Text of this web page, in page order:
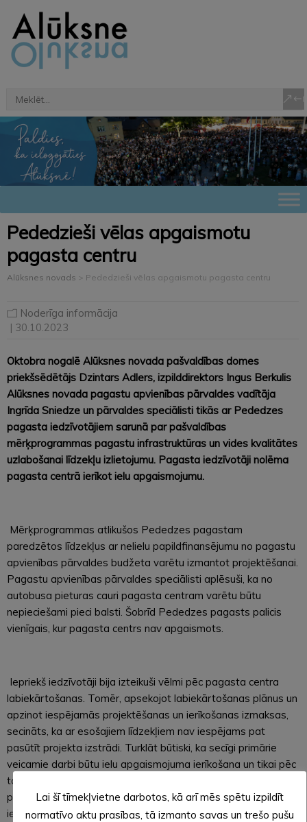
Pededzieši vēlas apgaismotu
pagasta centru
Alūksnes novads > Pededzieši vēlas apgaismotu pagasta centru
Noderīga informācija
| 30.10.2023
Oktobra nogalē Alūksnes novada pašvaldības domes
priekšsēdētājs Dzintars Adlers, izpilddirektors Ingus Berkulis
Alūksnes novada pagastu apvienības pārvaldes vadītāja
Ingrīda Sniedze un pārvaldes speciālisti tikās ar Pededzes
pagasta iedzīvotājiem sarunā par pašvaldības
mērķprogrammas pagastu infrastruktūras un vides kvalitātes
uzlabošanai līdzekļu izlietojumu. Pagasta iedzīvotāji nolēma
pagasta centrā ierīkot ielu apgaismojumu.
Mērķprogrammas atlikušos Pededzes pagastam
paredzētos līdzekļus ar nelielu papildfinansējumu no pagastu
apvienības pārvaldes budžeta varētu izmantot projektēšanai.
Pagastu apvienības pārvaldes speciālisti aplēsuši, ka no
autobusa pieturas cauri pagasta centram varētu būtu
nepieciešami pieci balsti. Šobrīd Pededzes pagasts palicis
vienīgais, kur pagasta centrs nav apgaismots.
Iepriekš iedzīvotāji bija izteikuši vēlmi pēc pagasta centra
labiekārtošanas. Tomēr, apsekojot labiekārtošanas plānus un
apzinot iespējamās projektēšanas un ierīkošanas izmaksas,
secināts, ka ar esošajiem līdzekļiem nav iespējams pat
pasūtīt projekta izstrādi. Turklāt būtiski, ka secīgi primārie
veicamie darbi būtu ielu apgaismojuma ierīkošana un tikai pēc
tam apkārtnes labiekārtošana. Iedzīvotāju priekšlikums par
pagasta centra labiekārtošanu tiks saglabāts aktuāls un,
iesaistot aktīvākos kopienas pārstāvjus, šo ideju varētu
Lai šī tīmekļvietne darbotos, kā arī mēs spētu izpildīt
normatīvo aktu prasības, tā izmanto savas un trešo pušu